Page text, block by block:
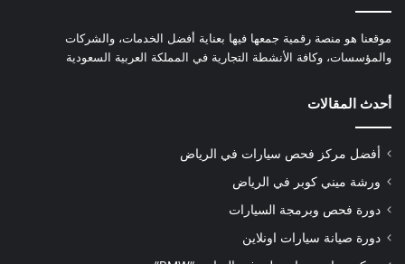
موقعنا هو منصة رقمية جمعها فيها بعناية أفضل الخدمات، والشركات
والمؤسسات، وكافة الأنشطة التجارية في المملكة العربية السعودية
أحدث المقالات
أفضل مركز فحص سيارات في الرياض
ورشة ميني كوبر في الرياض
دورة فحص وبرمجة السيارات
دورة صيانة سيارات اونلاين